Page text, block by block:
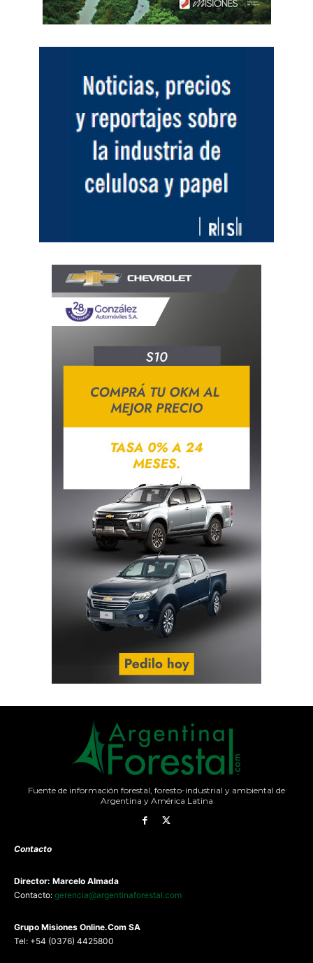
Fuente de información forestal, foresto-industrial y ambiental de
Argentina y América Latina
Contacto
Director: Marcelo Almada
Contacto: gerencia@argentinaforestal.com
Grupo Misiones Online.Com SA
Tel: +54 (0376) 4425800